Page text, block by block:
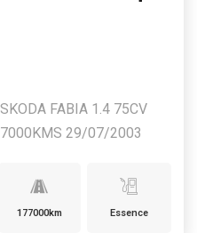
FABIA 1.4 75CV
29/07/2003
177000km Essence